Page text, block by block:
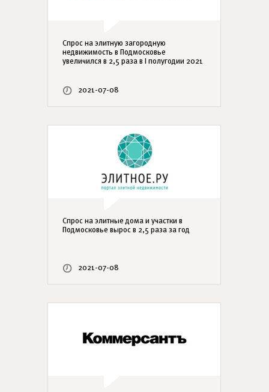
Cпрос на элитную загородную
недвижимость в Подмосковье
увеличился в 2,5 раза в I полугодии 2021
2021-07-08
Спрос на элитные дома и участки в
Подмосковье вырос в 2,5 раза за год
2021-07-08